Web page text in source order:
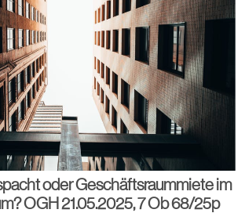
oder Geschäftsraummiete im
OGH 21.05.2025, 7 Ob 68/25p